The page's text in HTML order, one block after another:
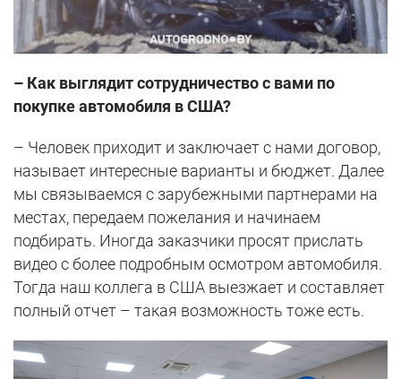
– Как выглядит сотрудничество с вами по
покупке автомобиля в США?
– Человек приходит и заключает с нами договор,
называет интересные варианты и бюджет. Далее
мы связываемся с зарубежными партнерами на
местах, передаем пожелания и начинаем
подбирать. Иногда заказчики просят прислать
видео с более подробным осмотром автомобиля.
Тогда наш коллега в США выезжает и составляет
полный отчет – такая возможность тоже есть.